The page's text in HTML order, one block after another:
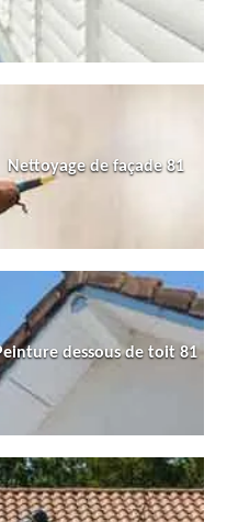
Nettoyage de façade 81
dessous de toit 81